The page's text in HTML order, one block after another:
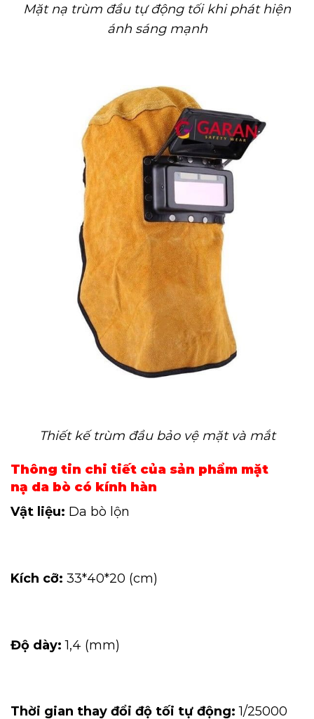
Mặt nạ trùm đầu tự động tối khi phát hiện
ánh sáng mạnh
Thiết kế trùm đầu bảo vệ mặt và mắt
Thông tin chi tiết của sản phẩm mặt
nạ da bò có kính hàn
Vật liệu: Da bò lộn
Kích cỡ: 33*40*20 (cm)
Độ dày: 1,4 (mm)
Thời gian thay đổi độ tối tự động: 1/25000